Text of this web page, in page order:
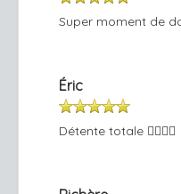
Super moment de
Éric
Détente totale 👍🏻🙏🏻